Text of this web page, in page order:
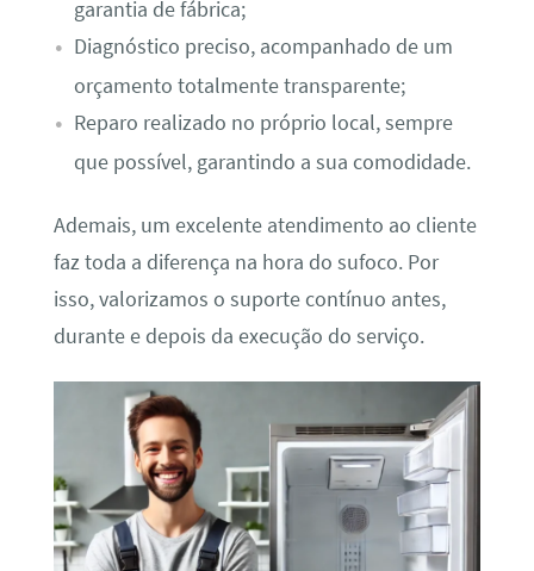
garantia de fábrica;
Diagnóstico preciso, acompanhado de um
orçamento totalmente transparente;
Reparo realizado no próprio local, sempre
que possível, garantindo a sua comodidade.
Ademais, um excelente atendimento ao cliente
faz toda a diferença na hora do sufoco. Por
isso, valorizamos o suporte contínuo antes,
durante e depois da execução do serviço.